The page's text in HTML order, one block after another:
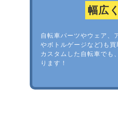
幅広
自転車パーツやウェア、
やボトルゲージなど)も買
カスタムした自転車でも
ります！